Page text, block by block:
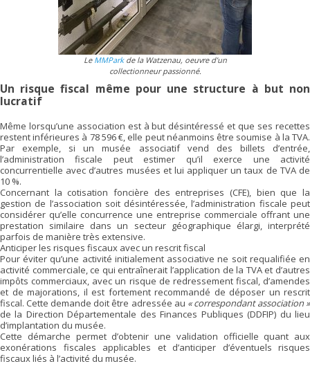
Le MMParkde la Watzenau, oeuvre d’un
collectionneur passionné.
Un risque fiscal même pour une structure à but non
lucratif
Même lorsqu’une association est à but désintéressé et que ses recettes
restent inférieures à 78 596 €, elle peut néanmoins être soumise à la TVA.
Par exemple, si un musée associatif vend des billets d’entrée,
l’administration fiscale peut estimer qu’il exerce une activité
concurrentielle avec d’autres musées et lui appliquer un taux de TVA de
10 %.
Concernant la cotisation foncière des entreprises (CFE), bien que la
gestion de l’association soit désintéressée, l’administration fiscale peut
considérer qu’elle concurrence une entreprise commerciale offrant une
prestation similaire dans un secteur géographique élargi, interprété
parfois de manière très extensive.
Anticiper les risques fiscaux avec un rescrit fiscal
Pour éviter qu’une activité initialement associative ne soit requalifiée en
activité commerciale, ce qui entraînerait l’application de la TVA et d’autres
impôts commerciaux, avec un risque de redressement fiscal, d’amendes
et de majorations, il est fortement recommandé de déposer un rescrit
fiscal. Cette demande doit être adressée au « correspondant association »
de la Direction Départementale des Finances Publiques (DDFIP) du lieu
d’implantation du musée.
Cette démarche permet d’obtenir une validation officielle quant aux
exonérations fiscales applicables et d’anticiper d’éventuels risques
fiscaux liés à l’activité du musée.